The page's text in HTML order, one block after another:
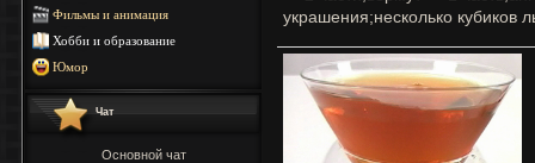
Фильмы и анимация
Хобби и образование
Юмор
Чат
Основной чат
украшения;несколько кубиков